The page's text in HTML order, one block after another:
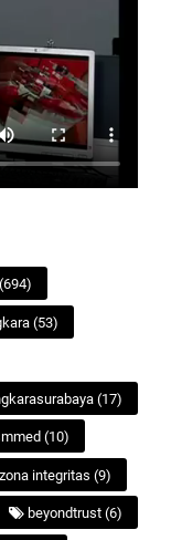
(53)
(17)
(10)
zona integritas (9)
beyondtrust (6)